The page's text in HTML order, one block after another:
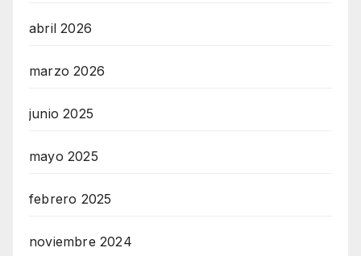
abril 2026
marzo 2026
junio 2025
mayo 2025
febrero 2025
noviembre 2024